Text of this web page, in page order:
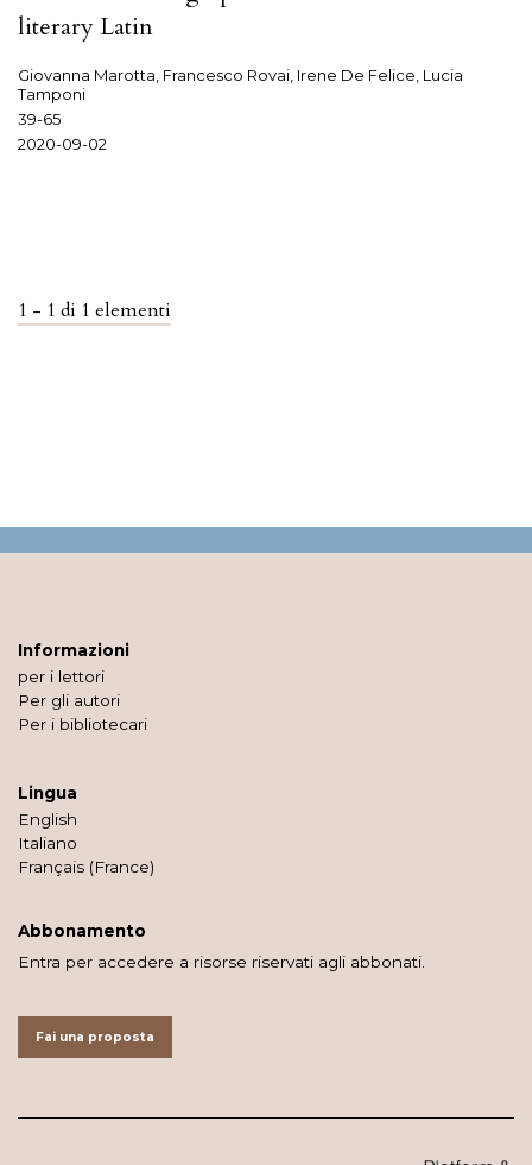
literary Latin
Giovanna Marotta, Francesco Rovai, Irene De Felice, Lucia
Tamponi
39-65
2020-09-02
1 - 1 di 1 elementi
Informazioni
per i lettori
Per gli autori
Per i bibliotecari
Lingua
English
Italiano
Français (France)
Abbonamento
Entra per accedere a risorse riservati agli abbonati.
Fai una proposta